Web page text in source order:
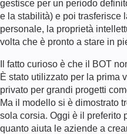
gestisce per un periodo
e la stabilità) e poi trasferisce
personale, la proprietà
volta che è pronto a stare in
Il fatto curioso è che il BOT
È stato utilizzato per la prima
privato per grandi progetti
Ma il modello si è dimostrato
sola corsia. Oggi è il preferito
quanto aiuta le aziende a